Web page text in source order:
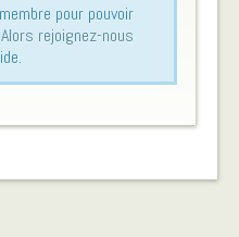
pour pouvoir
Alors rejoignez-nous